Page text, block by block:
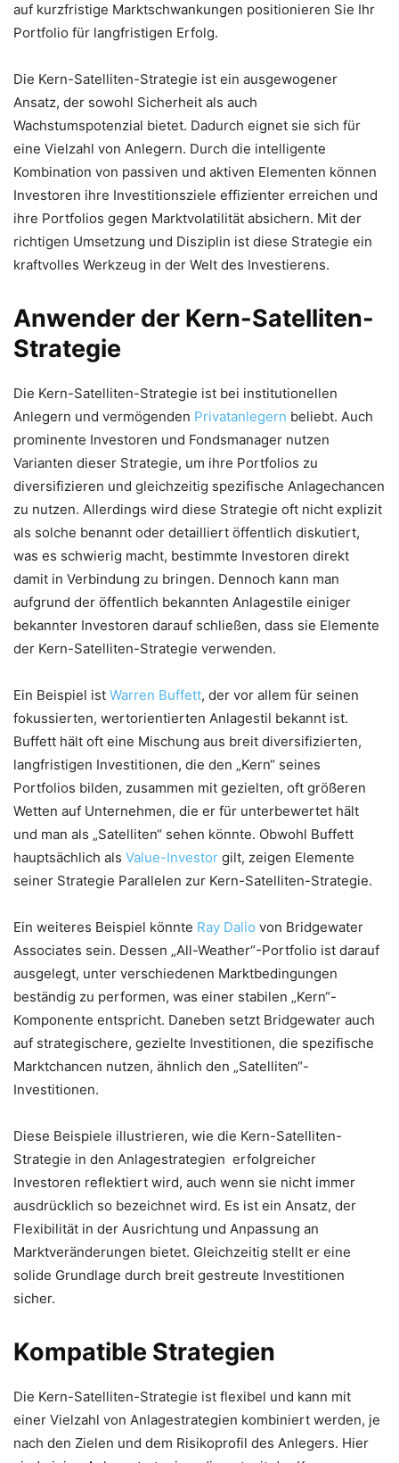
auf kurzfristige Marktschwankungen positionieren Sie Ihr
Portfolio für langfristigen Erfolg.
Die Kern-Satelliten-Strategie ist ein ausgewogener
Ansatz, der sowohl Sicherheit als auch
Wachstumspotenzial bietet. Dadurch eignet sie sich für
eine Vielzahl von Anlegern. Durch die intelligente
Kombination von passiven und aktiven Elementen können
Investoren ihre Investitionsziele effizienter erreichen und
ihre Portfolios gegen Marktvolatilität absichern. Mit der
richtigen Umsetzung und Disziplin ist diese Strategie ein
kraftvolles Werkzeug in der Welt des Investierens.
Anwender der Kern-Satelliten-
Strategie
Die Kern-Satelliten-Strategie ist bei institutionellen
Anlegern und vermögenden Privatanlegern beliebt. Auch
prominente Investoren und Fondsmanager nutzen
Varianten dieser Strategie, um ihre Portfolios zu
diversifizieren und gleichzeitig spezifische Anlagechancen
zu nutzen. Allerdings wird diese Strategie oft nicht explizit
als solche benannt oder detailliert öffentlich diskutiert,
was es schwierig macht, bestimmte Investoren direkt
damit in Verbindung zu bringen. Dennoch kann man
aufgrund der öffentlich bekannten Anlagestile einiger
bekannter Investoren darauf schließen, dass sie Elemente
der Kern-Satelliten-Strategie verwenden.
Ein Beispiel ist Warren Buffett, der vor allem für seinen
fokussierten, wertorientierten Anlagestil bekannt ist.
Buffett hält oft eine Mischung aus breit diversifizierten,
langfristigen Investitionen, die den „Kern“ seines
Portfolios bilden, zusammen mit gezielten, oft größeren
Wetten auf Unternehmen, die er für unterbewertet hält
und man als „Satelliten“ sehen könnte. Obwohl Buffett
hauptsächlich als Value-Investor gilt, zeigen Elemente
seiner Strategie Parallelen zur Kern-Satelliten-Strategie.
Ein weiteres Beispiel könnte Ray Dalio von Bridgewater
Associates sein. Dessen „All-Weather“-Portfolio ist darauf
ausgelegt, unter verschiedenen Marktbedingungen
beständig zu performen, was einer stabilen „Kern“-
Komponente entspricht. Daneben setzt Bridgewater auch
auf strategischere, gezielte Investitionen, die spezifische
Marktchancen nutzen, ähnlich den „Satelliten“-
Investitionen.
Diese Beispiele illustrieren, wie die Kern-Satelliten-
Strategie in den Anlagestrategien erfolgreicher
Investoren reflektiert wird, auch wenn sie nicht immer
ausdrücklich so bezeichnet wird. Es ist ein Ansatz, der
Flexibilität in der Ausrichtung und Anpassung an
Marktveränderungen bietet. Gleichzeitig stellt er eine
solide Grundlage durch breit gestreute Investitionen
sicher.
Kompatible Strategien
Die Kern-Satelliten-Strategie ist flexibel und kann mit
einer Vielzahl von Anlagestrategien kombiniert werden, je
nach den Zielen und dem Risikoprofil des Anlegers. Hier